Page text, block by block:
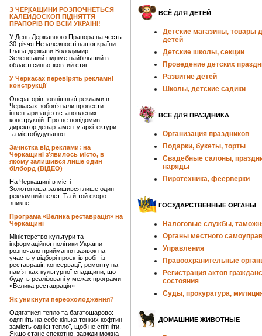
З ЧЕРКАЩИНИ РОЗПОЧНЕТЬСЯ
КАЛЕЙДОСКОП ПІДНЯТТЯ
ПРАПОРІВ ПО ВСІЙ УКРАЇНІ!
У День Державного Прапора на честь
30-річчя Незалежності нашої країни
Глава держави Володимир
Зеленський підніме найбільший в
області синьо-жовтий стяг
У Черкасах перевірять рекламні
конструкції
Операторів зовнішньої реклами в
Черкасах зобов’язали провести
інвентаризацію встановлених
конструкцій. Про це повідомив
директор департаменту архітектури
та містобудування
Зачистка від реклами: на
Черкащині з’явилось місто, в
якому залишився лише один
білборд (ВІДЕО)
На Черкащині в місті
Золотоноша залишився лише один
рекламний велет. Та й той скоро
зникне
Програма «Велика реставрація» на
Черкащині
Міністерство культури та
інформаційної політики України
розпочало приймання заявок на
участь у відборі проєктів робіт із
реставрації, консервації, ремонту на
пам’ятках культурної спадщини, що
будуть реалізовані у межах програми
«Велика реставрація»
Як уникнути переохолодження?
Одягатися тепло та багатошарово:
одягніть на себе кілька тонких кофтин
замість однієї теплої, щоб не спітніти.
Якщо стане спекотно, завжди можна
ВСЁ ДЛЯ ДЕТЕЙ
Детские магазины, товары
детей
Детские школы, секции
Проведение детских
Развитие детей
Школы, детские садики
ВСЁ ДЛЯ ПРАЗДНИКА
Организация праздников
Подарки, букеты, торты
Свадебные салоны,
наряды
Пиротехника, феерверки
ГОСУДАРСТВЕННЫЕ ОРГАНЫ
Налоговые службы,
Органы местного
Управления
Правоохранительные
Регистрация актов
состояния
Суды, прокуратура,
ДОМАШНИЕ ЖИВОТНЫЕ